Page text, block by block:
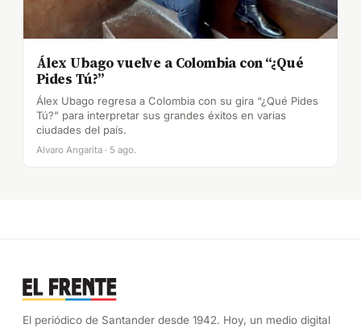
Álex Ubago vuelve a Colombia con “¿Qué
Pides Tú?”
Álex Ubago regresa a Colombia con su gira “¿Qué Pides
Tú?” para interpretar sus grandes éxitos en varias
ciudades del país.
Alvaro Angarita · 5 ago.
El periódico de Santander desde 1942. Hoy, un medio digital